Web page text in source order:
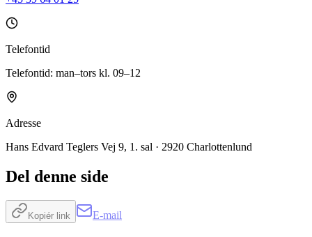
Telefontid
Telefontid: man–tors kl. 09–12
Adresse
Hans Edvard Teglers Vej 9, 1. sal · 2920 Charlottenlund
Del denne side
Kopiér link E-mail